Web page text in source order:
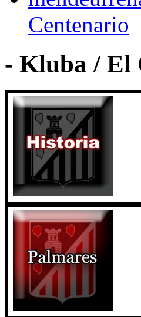
Centenario
- Kluba / El